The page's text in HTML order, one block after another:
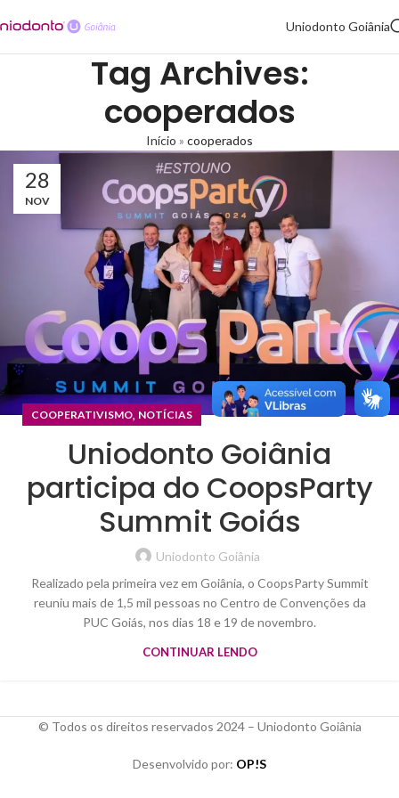
Uniodonto Goiânia
Tag Archives:
cooperados
Início » cooperados
28
NOV
COOPERATIVISMO, NOTÍCIAS
Uniodonto Goiânia
participa do CoopsParty
Summit Goiás
Uniodonto Goiânia
Realizado pela primeira vez em Goiânia, o CoopsParty Summit
reuniu mais de 1,5 mil pessoas no Centro de Convenções da
PUC Goiás, nos dias 18 e 19 de novembro.
CONTINUAR LENDO
© Todos os direitos reservados 2024 – Uniodonto Goiânia
Desenvolvido por: OP!S